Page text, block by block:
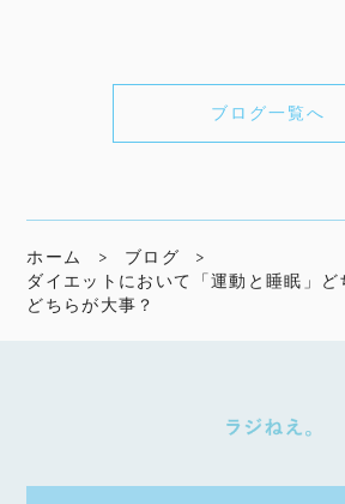
ブログ一覧へ
ホーム
ブログ
ダイエットにおいて「運動と睡眠」ど
どちらが大事？